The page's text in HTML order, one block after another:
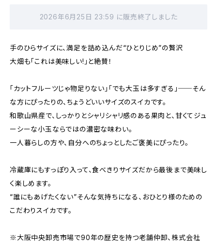
2026年6月25日 23:59 に販売終了しました
手のひらサイズに、満足を詰め込んだ“ひとりじめ”の贅沢
大畑も「これは美味しい!」と絶賛！
「カットフルーツじゃ物足りない」「でも大玉は多すぎる」──そん
な方にぴったりの、ちょうどいいサイズのスイカです。
和歌山県産で、しっかりとシャリシャリ感のある果肉と、甘くてジュ
ーシーな小玉ならではの濃密な味わい。
一人暮らしの方や、自分へのちょっとしたご褒美にぴったり。
冷蔵庫にもすっぽり入って、食べきりサイズだから最後まで美味し
く楽しめます。
“誰にもあげたくない”そんな気持ちになる、おひとり様のための
こだわりスイカです。
※大阪中央卸売市場で90年の歴史を持つ老舗仲卸、株式会社